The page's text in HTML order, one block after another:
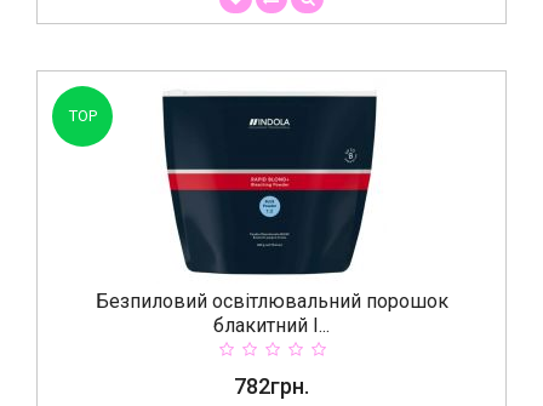
TOP
Безпиловий освітлювальний порошок
блакитний I...
782грн.